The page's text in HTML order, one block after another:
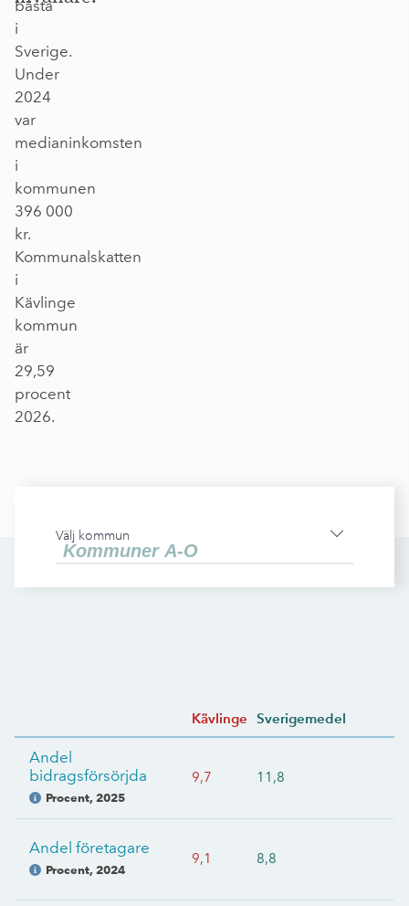
bästa
i
Sverige.
Under
2024
var
medianinkomsten
i
kommunen
396 000
kr.
Kommunalskatten
i
Kävlinge
kommun
är
29,59
procent
2026.
Välj kommun
Kävlinge Sverigemedel
Andel
bidragsförsörjda
Procent, 2025
9,7 11,8
Andel företagare
Procent, 2024
9,1 8,8